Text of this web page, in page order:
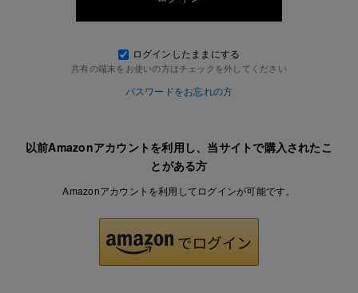
ログインしたままにする
共有の端末をお使いの方はチェックを外してください
パスワードをお忘れの方
以前Amazonアカウントを利用し、当サイトで購入されたこ
とがある方
Amazonアカウントを利用してログインが可能です。